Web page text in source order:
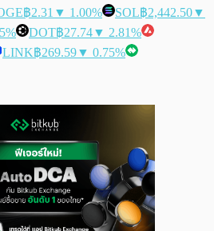
฿2.31 ▼ 1.00% SOL฿2,442.50▼
DOT฿27.74▼ 2.81%
LINK฿269.59▼ 0.75%